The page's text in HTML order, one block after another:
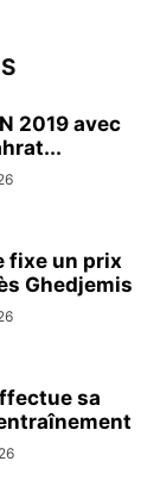
2019 avec
fixe un prix
Ghedjemis
sa